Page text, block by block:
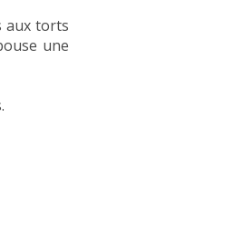
aux torts
une